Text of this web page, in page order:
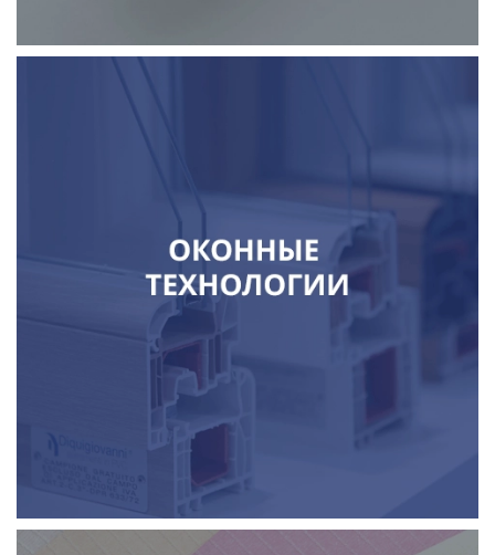
окна и профильные системы
стекло
комплектующие
светопрозрачные конструкции
солнцезащитные системы
ворота и автоматика